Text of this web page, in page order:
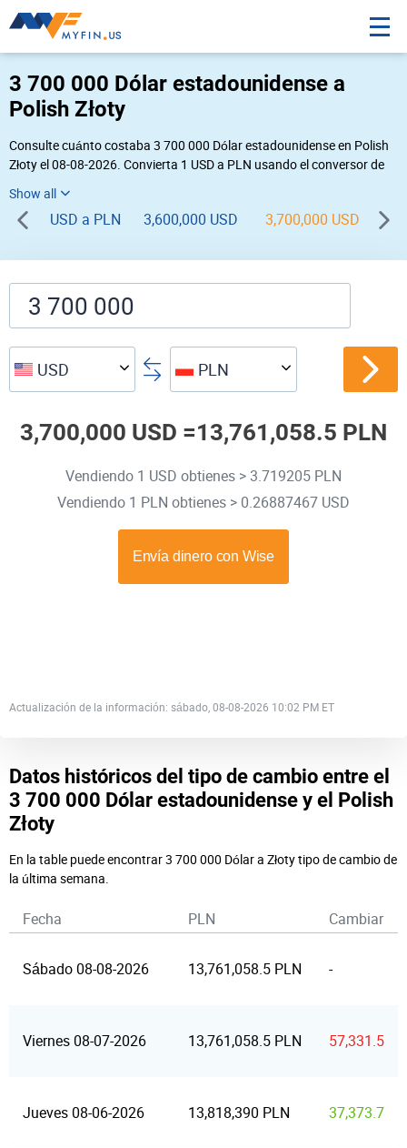
3 700 000 Dólar estadounidense a
Polish Złoty
Consulte cuánto costaba 3 700 000 Dólar estadounidense en Polish
Złoty el 08-08-2026. Convierta 1 USD a PLN usando el conversor de
«PLN USD
USD a PLN 3,600,000 USD 3,700,000 USD
USD PLN
3,700,000 USD =13,761,058.5 PLN
Vendiendo 1 USD obtienes > 3.719205 PLN
Vendiendo 1 PLN obtienes > 0.26887467 USD
Actualización de la información: sábado, 08-08-2026 10:02 PM ET
Datos históricos del tipo de cambio entre el
3 700 000 Dólar estadounidense y el Polish
Złoty
En la table puede encontrar 3 700 000 Dólar a Złoty tipo de cambio de
la última semana.
Fecha PLN Cambiar
Sábado 08-08-2026 13,761,058.5 PLN -
Viernes 08-07-2026 13,761,058.5 PLN 57,331.5
Jueves 08-06-2026 13,818,390 PLN 37,373.7